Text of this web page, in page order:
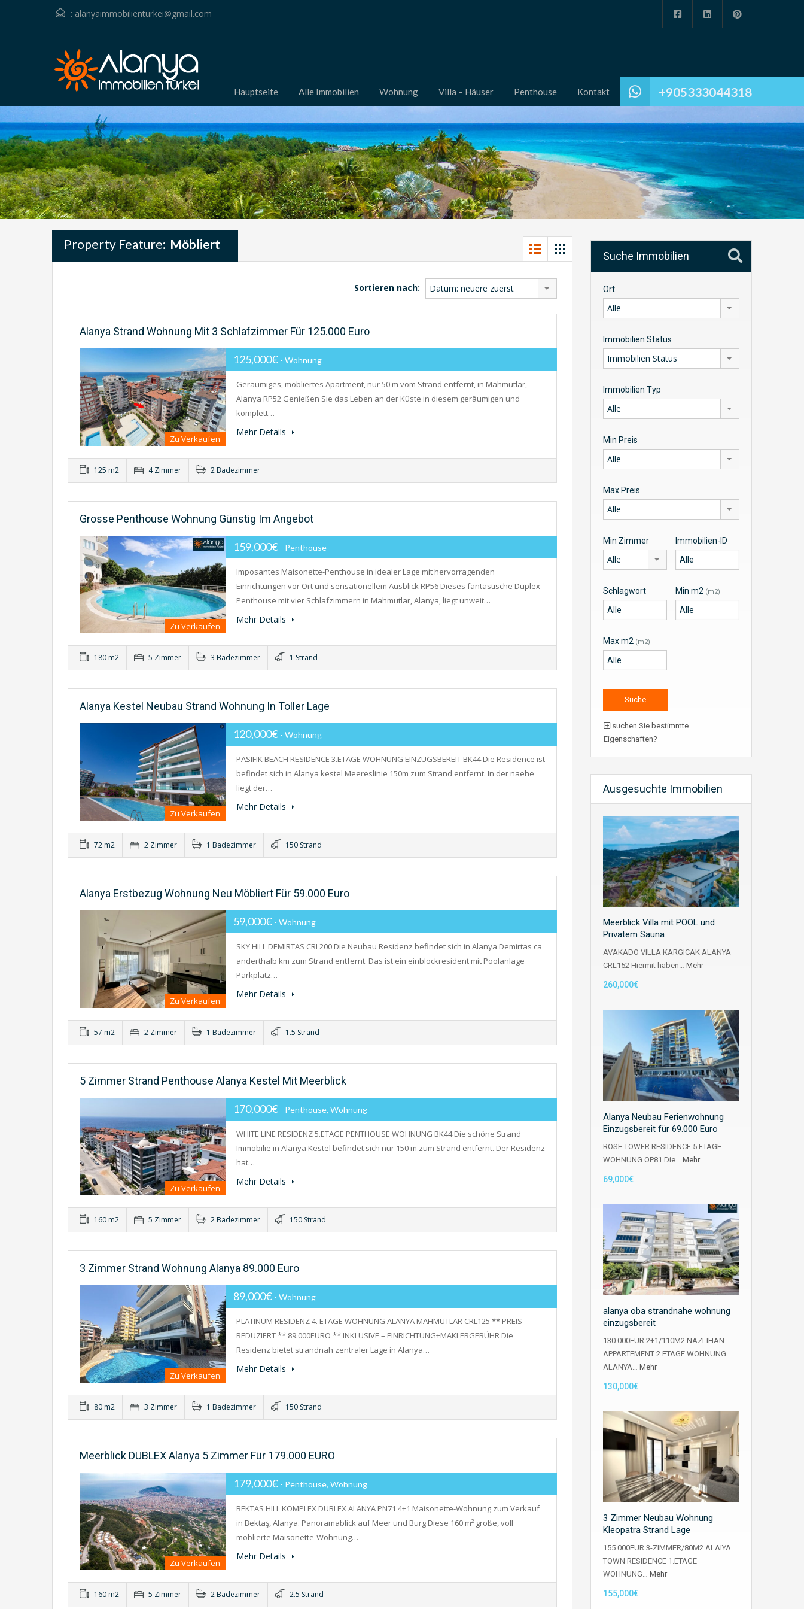
: alanyaimmobilienturkei@gmail.com
+905333044318
Hauptseite Alle Immobilien Wohnung Villa – Häuser Penthouse Kontakt
Property Feature: Möbliert
Sortieren nach: Datum: neuere zuerst
Alanya Strand Wohnung Mit 3 Schlafzimmer Für 125.000 Euro
Zu Verkaufen
125,000€ - Wohnung
Geräumiges, möbliertes Apartment, nur 50 m vom Strand entfernt, in Mahmutlar,
Alanya RP52 Genießen Sie das Leben an der Küste in diesem geräumigen und
komplett…
Mehr Details
125 m2 4 Zimmer 2 Badezimmer
Grosse Penthouse Wohnung Günstig Im Angebot
Zu Verkaufen
159,000€ - Penthouse
Imposantes Maisonette-Penthouse in idealer Lage mit hervorragenden
Einrichtungen vor Ort und sensationellem Ausblick RP56 Dieses fantastische Duplex-
Penthouse mit vier Schlafzimmern in Mahmutlar, Alanya, liegt unweit…
Mehr Details
180 m2 5 Zimmer 3 Badezimmer 1 Strand
Alanya Kestel Neubau Strand Wohnung In Toller Lage
Zu Verkaufen
120,000€ - Wohnung
PASIFIK BEACH RESIDENCE 3.ETAGE WOHNUNG EINZUGSBEREIT BK44 Die Residence ist
befindet sich in Alanya kestel Meereslinie 150m zum Strand entfernt. In der naehe
liegt der…
Mehr Details
72 m2 2 Zimmer 1 Badezimmer 150 Strand
Alanya Erstbezug Wohnung Neu Möbliert Für 59.000 Euro
Zu Verkaufen
59,000€ - Wohnung
SKY HILL DEMIRTAS CRL200 Die Neubau Residenz befindet sich in Alanya Demirtas ca
anderthalb km zum Strand entfernt. Das ist ein einblockresident mit Poolanlage
Parkplatz…
Mehr Details
57 m2 2 Zimmer 1 Badezimmer 1.5 Strand
5 Zimmer Strand Penthouse Alanya Kestel Mit Meerblick
Zu Verkaufen
170,000€ - Penthouse, Wohnung
WHITE LINE RESIDENZ 5.ETAGE PENTHOUSE WOHNUNG BK44 Die schöne Strand
Immobilie in Alanya Kestel befindet sich nur 150 m zum Strand entfernt. Der Residenz
hat…
Mehr Details
160 m2 5 Zimmer 2 Badezimmer 150 Strand
3 Zimmer Strand Wohnung Alanya 89.000 Euro
Zu Verkaufen
89,000€ - Wohnung
PLATINUM RESIDENZ 4. ETAGE WOHNUNG ALANYA MAHMUTLAR CRL125 ** PREIS
REDUZIERT ** 89.000EURO ** INKLUSIVE – EINRICHTUNG+MAKLERGEBÜHR Die
Residenz bietet strandnah zentraler Lage in Alanya…
Mehr Details
80 m2 3 Zimmer 1 Badezimmer 150 Strand
Meerblick DUBLEX Alanya 5 Zimmer Für 179.000 EURO
Zu Verkaufen
179,000€ - Penthouse, Wohnung
BEKTAS HILL KOMPLEX DUBLEX ALANYA PN71 4+1 Maisonette-Wohnung zum Verkauf
in Bektaş, Alanya. Panoramablick auf Meer und Burg Diese 160 m² große, voll
möblierte Maisonette-Wohnung…
Mehr Details
160 m2 5 Zimmer 2 Badezimmer 2.5 Strand
Suche Immobilien
Ort
Alle
Immobilien Status
Immobilien Status
Immobilien Typ
Alle
Min Preis
Alle
Max Preis
Alle
Min Zimmer
Alle
Immobilien-ID
Schlagwort Min m2 (m2)
Max m2 (m2)
suchen Sie bestimmte
Eigenschaften?
Ausgesuchte Immobilien
Meerblick Villa mit POOL und
Privatem Sauna
AVAKADO VILLA KARGICAK ALANYA
CRL152 Hiermit haben… Mehr
260,000€
Alanya Neubau Ferienwohnung
Einzugsbereit für 69.000 Euro
ROSE TOWER RESIDENCE 5.ETAGE
WOHNUNG OP81 Die… Mehr
69,000€
alanya oba strandnahe wohnung
einzugsbereit
130.000EUR 2+1/110M2 NAZLIHAN
APPARTEMENT 2.ETAGE WOHNUNG
ALANYA… Mehr
130,000€
3 Zimmer Neubau Wohnung
Kleopatra Strand Lage
155.000EUR 3-ZIMMER/80M2 ALAIYA
TOWN RESIDENCE 1.ETAGE
WOHNUNG… Mehr
155,000€